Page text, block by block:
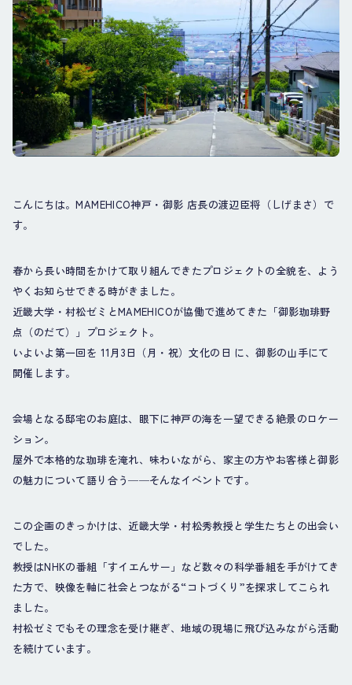
こんにちは。MAMEHICO神戸・御影 店長の渡辺臣将（しげまさ）で
す。
春から長い時間をかけて取り組んできたプロジェクトの全貌を、よう
やくお知らせできる時がきました。
近畿大学・村松ゼミとMAMEHICOが協働で進めてきた「御影珈琲野
点（のだて）」プロジェクト。
いよいよ第一回を 11月3日（月・祝）文化の日 に、御影の山手にて
開催します。
会場となる邸宅のお庭は、眼下に神戸の海を一望できる絶景のロケー
ション。
屋外で本格的な珈琲を淹れ、味わいながら、家主の方やお客様と御影
の魅力について語り合う──そんなイベントです。
この企画のきっかけは、近畿大学・村松秀教授と学生たちとの出会い
でした。
教授はNHKの番組「すイエんサー」など数々の科学番組を手がけてき
た方で、映像を軸に社会とつながる“コトづくり”を探求してこられ
ました。
村松ゼミでもその理念を受け継ぎ、地域の現場に飛び込みながら活動
を続けています。